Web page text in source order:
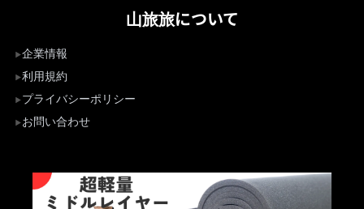
山旅旅について
企業情報
利用規約
プライバシーポリシー
お問い合わせ